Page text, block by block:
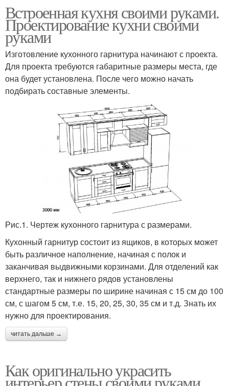
Встроенная кухня своими руками.
Проектирование кухни своими
руками
Изготовление кухонного гарнитура начинают с проекта.
Для проекта требуются габаритные размеры места, где
она будет установлена. После чего можно начать
подбирать составные элементы.
Рис.1. Чертеж кухонного гарнитура с размерами.
Кухонный гарнитур состоит из ящиков, в которых может
быть различное наполнение, начиная с полок и
заканчивая выдвижными корзинами. Для отделений как
верхнего, так и нижнего рядов установлены
стандартные размеры по ширине начиная с 15 см до 100
см, с шагом 5 см, т.е. 15, 20, 25, 30, 35 см и т.д. Знать их
нужно для проектирования.
читать дальше →
Как оригинально украсить